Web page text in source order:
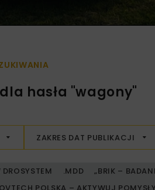
hasła "wagony"
ZAKRES DAT PUBLIKACJI
.MDD „BRIK –